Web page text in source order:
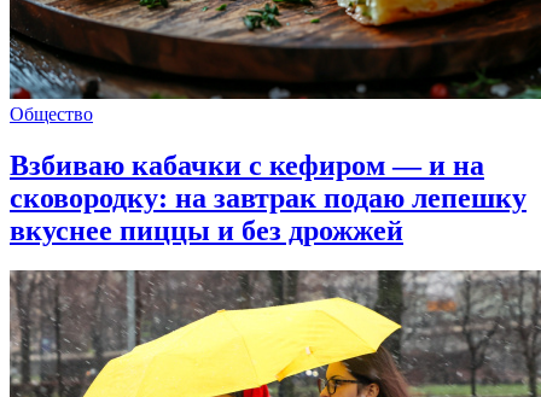
Общество
Взбиваю кабачки с кефиром — и на
сковородку: на завтрак подаю лепешку
вкуснее пиццы и без дрожжей